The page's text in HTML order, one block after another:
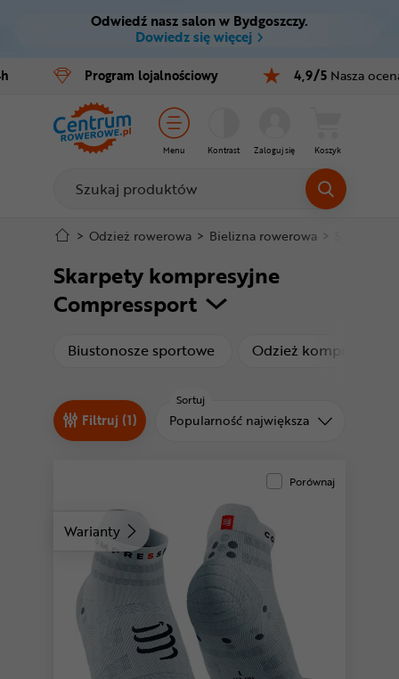
Ctrl M
Menu główne
Filtry
Produkty
Stopka
Mapa strony
Odwiedź nasz salon w Bydgoszczy.
Dowiedz się więcej
Program lojalnościowy 4,9/5 Nasza
Menu Kontrast Zaloguj się Koszyk
Rowery
E-bike
Części
Akcesoria
Odzież
Kaski
Buty
Warsztat
Odżywki
Nowości
> Odzież rowerowa > Bielizna rowerowa >
Skarpety kompresyjne
Compressport
Biustonosze sportowe produktyOdzież kompresyjna
Filtruj (1)
Sortuj
Sortuj od
Popularność największa
Warianty
Porównaj